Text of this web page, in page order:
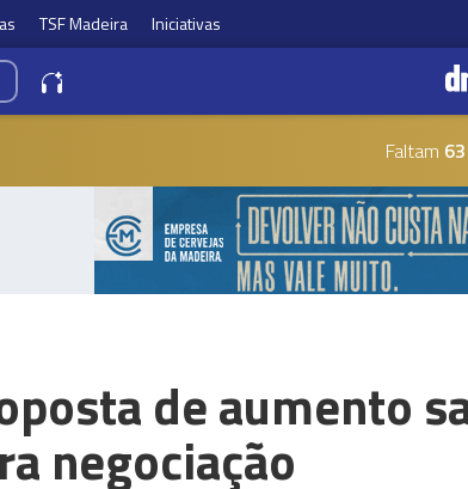
TSF Madeira Iniciativas
Faltam
de aumento
negociação